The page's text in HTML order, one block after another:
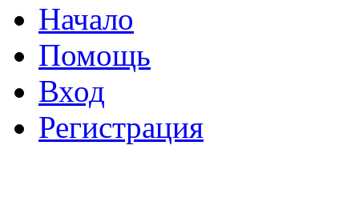
Начало
Помощь
Вход
Регистрация